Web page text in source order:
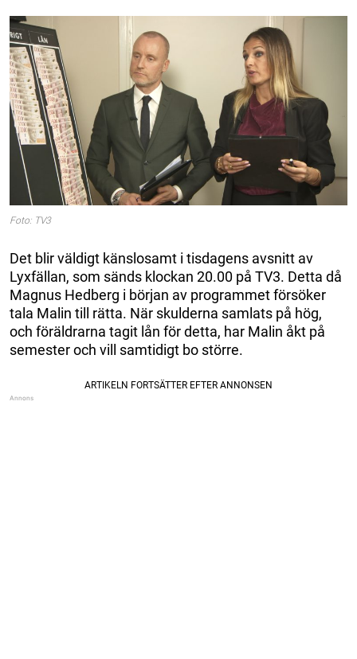
Foto: TV3
Det blir väldigt känslosamt i tisdagens avsnitt av
Lyxfällan, som sänds klockan 20.00 på TV3. Detta då
Magnus Hedberg i början av programmet försöker
tala Malin till rätta. När skulderna samlats på hög,
och föräldrarna tagit lån för detta, har Malin åkt på
semester och vill samtidigt bo större.